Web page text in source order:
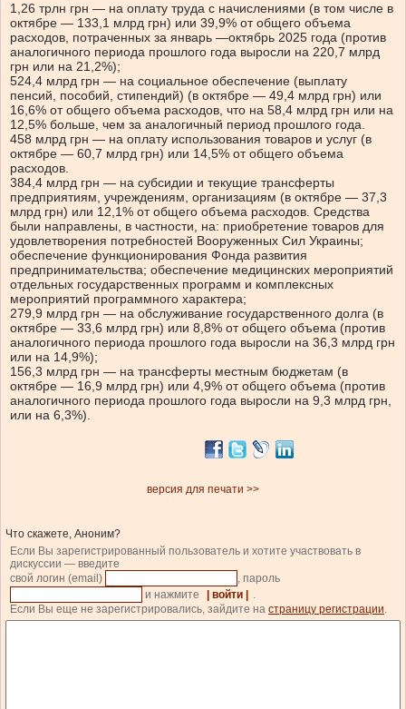
1,26 трлн грн — на оплату труда с начислениями (в том числе в
октябре — 133,1 млрд грн) или 39,9% от общего объема
расходов, потраченных за январь —октябрь 2025 года (против
аналогичного периода прошлого года выросли на 220,7 млрд
грн или на 21,2%);
524,4 млрд грн — на социальное обеспечение (выплату
пенсий, пособий, стипендий) (в октябре — 49,4 млрд грн) или
16,6% от общего объема расходов, что на 58,4 млрд грн или на
12,5% больше, чем за аналогичный период прошлого года.
458 млрд грн — на оплату использования товаров и услуг (в
октябре — 60,7 млрд грн) или 14,5% от общего объема
расходов.
384,4 млрд грн — на субсидии и текущие трансферты
предприятиям, учреждениям, организациям (в октябре — 37,3
млрд грн) или 12,1% от общего объема расходов. Средства
были направлены, в частности, на: приобретение товаров для
удовлетворения потребностей Вооруженных Сил Украины;
обеспечение функционирования Фонда развития
предпринимательства; обеспечение медицинских мероприятий
отдельных государственных программ и комплексных
мероприятий программного характера;
279,9 млрд грн — на обслуживание государственного долга (в
октябре — 33,6 млрд грн) или 8,8% от общего объема (против
аналогичного периода прошлого года выросли на 36,3 млрд грн
или на 14,9%);
156,3 млрд грн — на трансферты местным бюджетам (в
октябре — 16,9 млрд грн) или 4,9% от общего объема (против
аналогичного периода прошлого года выросли на 9,3 млрд грн,
или на 6,3%).
версия для печати >>
Что скажете, Аноним?
Если Вы зарегистрированный пользователь и хотите участвовать в
дискуссии — введите
свой логин (email)
, пароль
и нажмите
| войти |
.
Если Вы еще не зарегистрировались, зайдите на страницу регистрации.